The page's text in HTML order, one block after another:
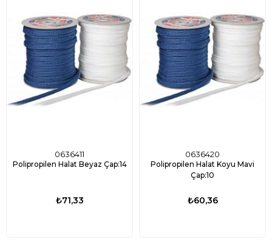
0636411
Polipropilen Halat Beyaz Çap:14
₺71,33
0636420
Polipropilen Halat Koyu Mavi
Çap:10
₺60,36